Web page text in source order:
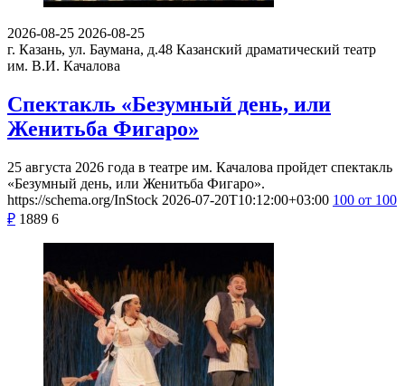
2026-08-25 2026-08-25
г. Казань, ул. Баумана, д.48 Казанский драматический театр
им. В.И. Качалова
Спектакль «Безумный день, или
Женитьба Фигаро»
25 августа 2026 года в театре им. Качалова пройдет спектакль
«Безумный день, или Женитьба Фигаро».
https://schema.org/InStock 2026-07-20T10:12:00+03:00 100 от 100
₽ 1889 6